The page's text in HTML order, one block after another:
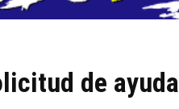
de ayuda